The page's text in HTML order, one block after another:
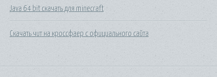
Java 64 bit скачать для minecraft
Скачать чит на кроссфаер с официального сайта